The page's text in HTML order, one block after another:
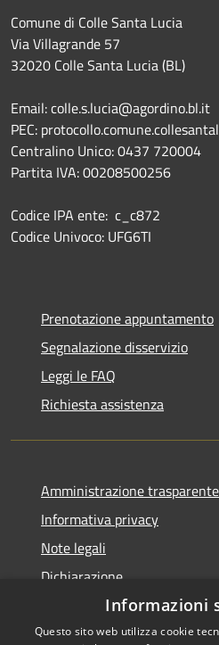
Comune di Colle Santa Lucia
Via Villagrande 57
32020 Colle Santa Lucia (BL)
Email: colle.s.lucia@agordino.bl.it
PEC:
Centralino Unico: 0437 720004
Partita IVA: 00208500256
Codice IPA ente: c_c872
Codice Univoco: UFG6TI
Prenotazione appuntamento
Segnalazione disservizio
Leggi le FAQ
Richiesta assistenza
Amministrazione trasparente
Informativa privacy
Note legali
Dichiarazione
di accessibilitàInformazioni
Questo sito web utilizza cookie